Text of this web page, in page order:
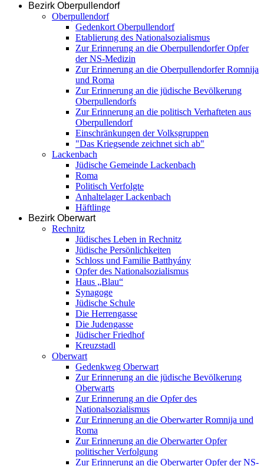
Bezirk Oberpullendorf
Oberpullendorf
Gedenkort Oberpullendorf
Etablierung des Nationalsozialismus
Zur Erinnerung an die Oberpullendorfer Opfer
der NS-Medizin
Zur Erinnerung an die Oberpullendorfer Romnija
und Roma
Zur Erinnerung an die jüdische Bevölkerung
Oberpullendorfs
Zur Erinnerung an die politisch Verhafteten aus
Oberpullendorf
Einschränkungen der Volksgruppen
"Das Kriegsende zeichnet sich ab"
Lackenbach
Jüdische Gemeinde Lackenbach
Roma
Politisch Verfolgte
Anhaltelager Lackenbach
Häftlinge
Bezirk Oberwart
Rechnitz
Jüdisches Leben in Rechnitz
Jüdische Persönlichkeiten
Schloss und Familie Batthyány
Opfer des Nationalsozialismus
Haus „Blau“
Synagoge
Jüdische Schule
Die Herrengasse
Die Judengasse
Jüdischer Friedhof
Kreuzstadl
Oberwart
Gedenkweg Oberwart
Zur Erinnerung an die jüdische Bevölkerung
Oberwarts
Zur Erinnerung an die Opfer des
Nationalsozialismus
Zur Erinnerung an die Oberwarter Romnija und
Roma
Zur Erinnerung an die Oberwarter Opfer
politischer Verfolgung
Zur Erinnerung an die Oberwarter Opfer der NS-